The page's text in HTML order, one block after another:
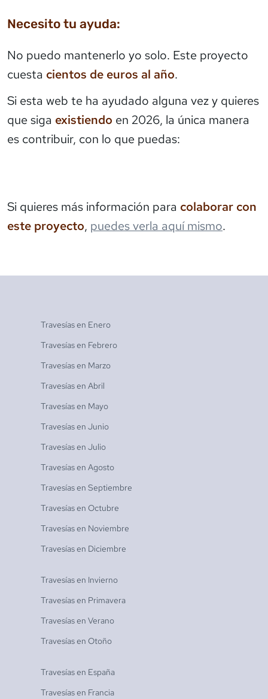
Necesito tu ayuda:
No puedo mantenerlo yo solo. Este proyecto
cuesta cientos de euros al año.
Si esta web te ha ayudado alguna vez y quieres
que siga existiendo en 2026, la única manera
es contribuir, con lo que puedas:
Si quieres más información para colaborar con
este proyecto, puedes verla aquí mismo.
Travesías en Enero
Travesías en Febrero
Travesías en Marzo
Travesías en Abril
Travesías en Mayo
Travesías en Junio
Travesías en Julio
Travesías en Agosto
Travesías en Septiembre
Travesías en Octubre
Travesías en Noviembre
Travesías en Diciembre
Travesías en Invierno
Travesías en Primavera
Travesías en Verano
Travesías en Otoño
Travesías en España
Travesías en Francia